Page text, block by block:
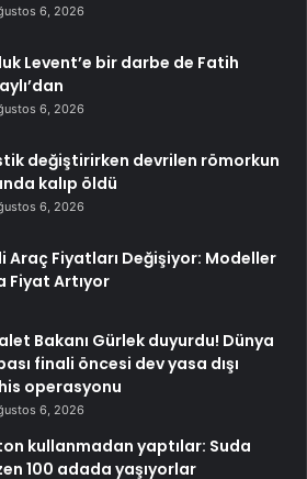
6, 2026
Levent’e bir darbe de Fatih
6, 2026
değiştirirken devrilen römorkun
kalıp öldü
6, 2026
Araç Fiyatları Değişiyor: Modeller
Fiyat Artıyor
Bakanı Gürlek duyurdu! Dünya
finali öncesi dev yasa dışı
operasyonu
6, 2026
kullanmadan yaptılar: Suda
100 adada yaşıyorlar